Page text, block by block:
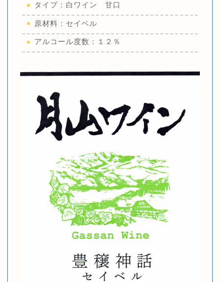
タイプ：白ワイン 甘口
原材料：セイベル
アルコール度数：１２％